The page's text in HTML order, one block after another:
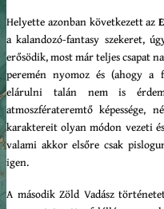
Helyette azonban következett az
a kalandozó-fantasy szekeret,
erősödik, most már teljes csapat
peremén nyomoz és (ahogy a
elárulni talán nem is
atmoszférateremtő képessége,
karaktereit olyan módon vezeti
valami akkor elsőre csak
igen.
A második Zöld Vadász